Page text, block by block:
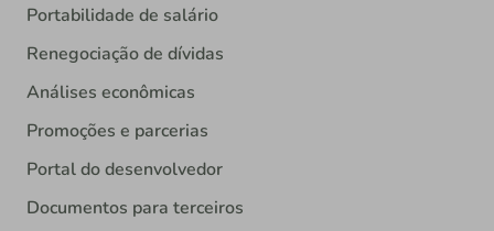
Portabilidade de salário
Renegociação de dívidas
Análises econômicas
Promoções e parcerias
Portal do desenvolvedor
Documentos para terceiros